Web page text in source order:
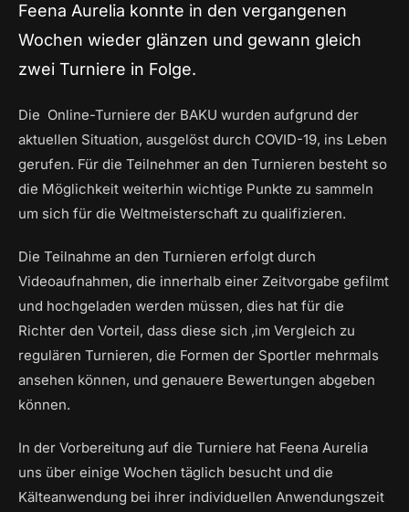
Feena Aurelia konnte in den vergangenen
Wochen wieder glänzen und gewann gleich
zwei Turniere in Folge.
Die Online-Turniere der BAKU wurden aufgrund der
aktuellen Situation, ausgelöst durch COVID-19, ins Leben
gerufen. Für die Teilnehmer an den Turnieren besteht so
die Möglichkeit weiterhin wichtige Punkte zu sammeln
um sich für die Weltmeisterschaft zu qualifizieren.
Die Teilnahme an den Turnieren erfolgt durch
Videoaufnahmen, die innerhalb einer Zeitvorgabe gefilmt
und hochgeladen werden müssen, dies hat für die
Richter den Vorteil, dass diese sich ,im Vergleich zu
regulären Turnieren, die Formen der Sportler mehrmals
ansehen können, und genauere Bewertungen abgeben
können.
In der Vorbereitung auf die Turniere hat Feena Aurelia
uns über einige Wochen täglich besucht und die
Kälteanwendung bei ihrer individuellen Anwendungszeit